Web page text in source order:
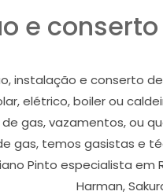
e
instalação e conserto
elétrico, boiler ou
gas, vazamentos, ou
gas, temos gasistas e
Pinto especialista em
Harman,